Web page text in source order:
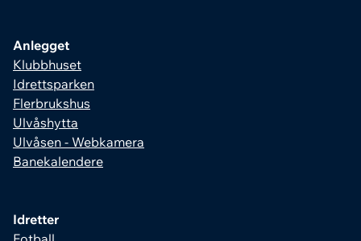
Anlegget
Klubbhuset
Idrettsparken
Flerbrukshus
Ulvåshytta
Ulvåsen - Webkamera
Banekalendere
Idretter